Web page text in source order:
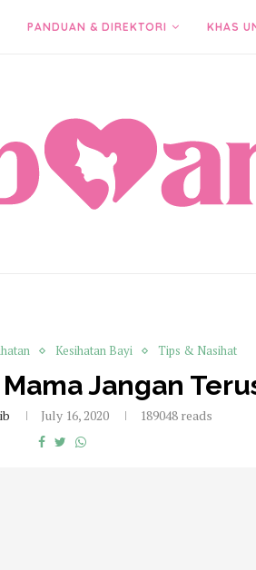
PANDUAN & DIREKTORI KHAS
Kesihatan Bayi Tips & Nasihat
Jangan
July 16, 2020 189048 reads